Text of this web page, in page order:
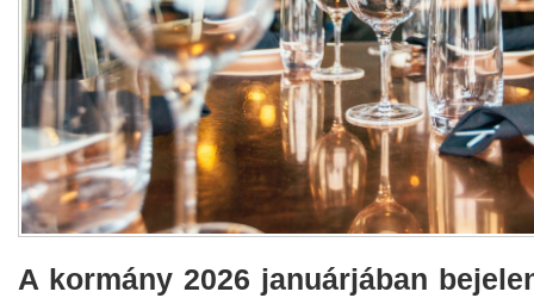
A kormány 2026 januárjában